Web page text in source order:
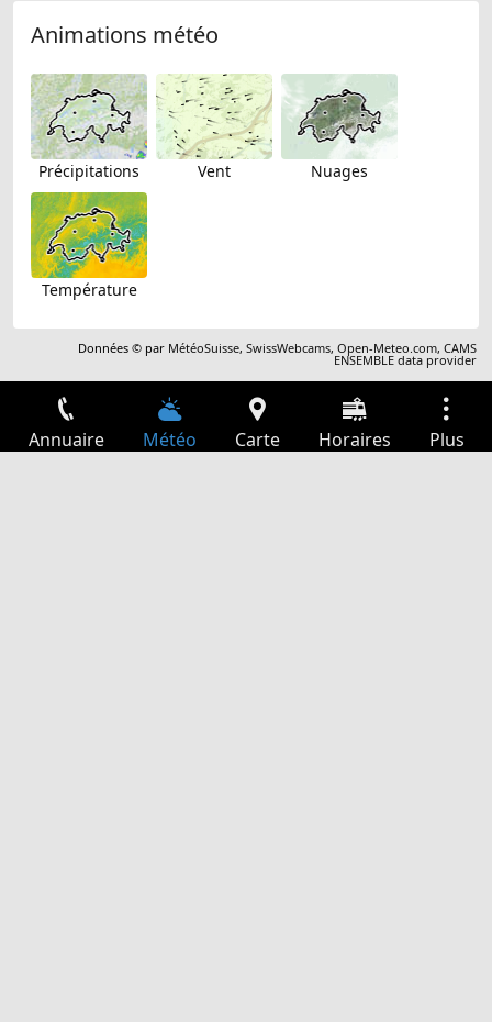
Animations météo
Précipitations Vent Nuages
Température
Données © par MétéoSuisse,SwissWebcams,Open-Meteo.com,CAMS
ENSEMBLE data provider
Annuaire Météo Carte Horaires Plus